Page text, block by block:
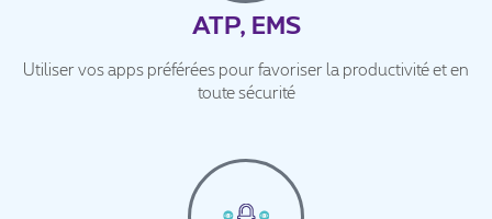
ATP, EMS
Utiliser vos apps préférées pour favoriser la productivité et en
toute sécurité